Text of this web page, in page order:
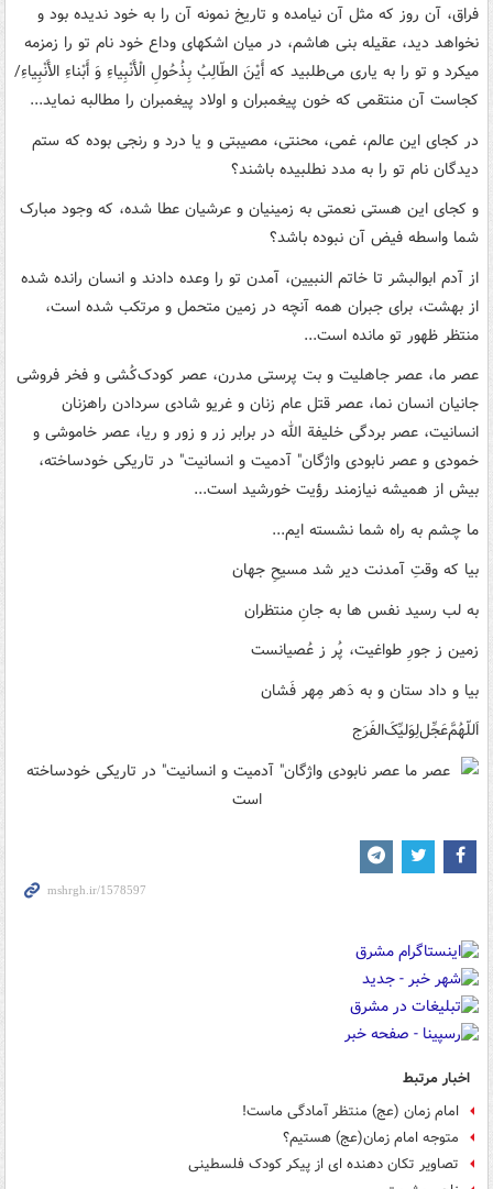
فراق، آن روز که مثل آن نیامده و تاریخ نمونه آن را به خود ندیده بود و
نخواهد دید، عقیله بنی هاشم، در میان اشکهای وداع خود نام تو را زمزمه
میکرد و تو را به یاری می‌طلبید که أَیْنَ الطّالِبُ بِذُحُولِ الْأَنْبِیاءِ وَ أَبْناءِ الأَنْبِیاءِ/
کجاست آن منتقمی که خون پیغمبران و اولاد پیغمبران را مطالبه نماید...
در کجای این عالم، غمی، محنتی، مصیبتی و یا درد و رنجی بوده که ستم
دیدگان نام تو را به مدد نطلبیده باشند؟
و کجای این هستی نعمتی به زمینیان و عرشیان عطا شده، که وجود مبارک
شما واسطه فیض آن نبوده باشد؟
از آدم ابوالبشر تا خاتم النبیین، آمدن تو را وعده دادند و انسان رانده شده
از بهشت، برای جبران همه آنچه در زمین متحمل و مرتکب شده است،
منتظر ظهور تو مانده است‌...
عصر ما، عصر جاهلیت و بت پرستی مدرن، عصر کودک‌کُشی و فخر فروشی
جانیان انسان نما، عصر قتل عام زنان و غریو شادی سردادن راهزنان
انسانیت، عصر بردگی خلیفة الله در برابر زر و زور و ریا، عصر خاموشی و
خمودی و عصر نابودی واژگان" آدمیت و انسانیت" در تاریکی خودساخته،
بیش از همیشه نیازمند رؤیت خورشید است...
ما چشم به راه شما نشسته ایم...
بیا که وقتِ آمدنت دیر شد مسیحِ جهان
به لب رسید نفس ها به جانِ منتظران
زمین ز جورِ طواغیت، پُر ز عُصیانست
بیا و داد ستان و به دَهر مِهر فَشان
اَللّهُمَّ‌عَجِّل‌لِوَلیِّکَ‌الفَرَج
اخبار مرتبط
امام زمان (عج) منتظر آمادگی ماست!
متوجه امام زمان(عج) هستیم؟
تصاویر تکان دهنده ای از پیکر کودک فلسطینی